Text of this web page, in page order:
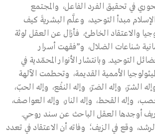
في تحقيق الفرد الفاعل، والمجتمع
مبدأ التوحيد، وعلَّم البشريةَ كيف
والاعتقاد الخاطئ، فأزال عن العقل لوثة
شناعات الضلال، و”فقهت أسرار
التوحيد. وبانتشار الأنوار المحمّدية في
الأممية القديمة، وتحطمت الآلهة
الشرّ، وإله الضرّ، وإله النفْع، وإله الحبّ،
وإله القحط، وإله النار، وإله العواصف،
أوجدها العقل الباحث عن سند روحي.
وقع في الزيف؛ وفاته أن الاعتقاد في تعدد